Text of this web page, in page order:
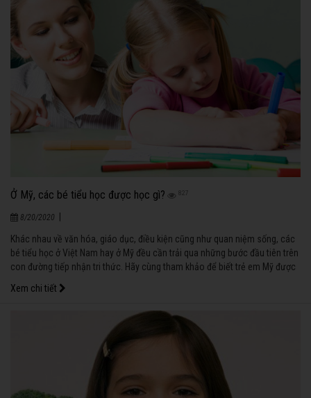
Ở Mỹ, các bé tiểu học được học gì? 827
8/20/2020
Khác nhau về văn hóa, giáo dục, điều kiện cũng như quan niệm sống, các
bé tiểu học ở Việt Nam hay ở Mỹ đều cần trải qua những bước đầu tiên trên
con đường tiếp nhận tri thức. Hãy cùng tham khảo để biết trẻ em Mỹ được
Xem chi tiết